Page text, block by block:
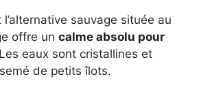
sauvage située au
offre un calme absolu pour
eaux sont cristallines et
de petits îlots.